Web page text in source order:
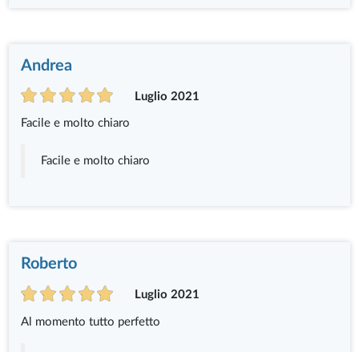
Andrea
Luglio 2021
Facile e molto chiaro
Facile e molto chiaro
Roberto
Luglio 2021
Al momento tutto perfetto